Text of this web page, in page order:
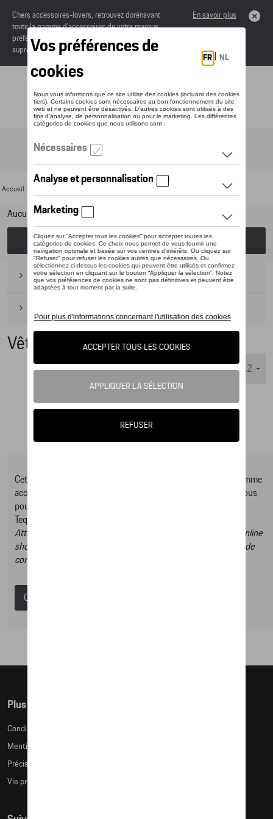
Chers accessoires-lovers, retrouvez dorénavant
toute la gamme d’accessoires de votre marque
préférée sous forme de catalogue à commander
auprès de votre concessionaire.
En savoir plus
Toggle navigation
Accueil GTI Collection
Aucun modèle sélectionné (Tout afficher)
Choisissez un modèle
Camping(2)
Vêtements
Nombre d'éléments affichés :
Cet online shop vous présente une sélection d’articles de la gamme
accessoires Tequipment, pour découvrir la gamme complète vous
pouvez consulter notre Moteur de recherche d’accessoires
Tequipment.
Attention, en cliquant sur le lien du catalogue vous sortez du online
shop et dans ce catalogue vous n’aurez donc pas la possibilité de
commander des articles en ligne.
Catalogue Porsche
Plus d'informations
Conditions de vente
Mentions légales
Précision des tailles
Vie privée